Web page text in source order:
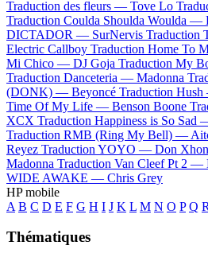
Traduction des fleurs — Tove Lo
Traduction Coulda Shoulda Woulda —
DICTADOR — SurNervis Traduction
Electric Callboy Traduction Home To
Mi Chico — DJ Goja Traduction My
Traduction Danceteria — Madonna
(DONK) — Beyoncé Traduction
Time Of My Life — Benson Boone
XCX Traduction Happiness is So Sad
Traduction RMB (Ring My Bell) —
Reyez Traduction YOYO — Don
Madonna Traduction Van Cleef Pt 2 —
WIDE AWAKE — Chris Grey
HP mobile
A B C D E F G H I J K L M N O P Q R
Thématiques